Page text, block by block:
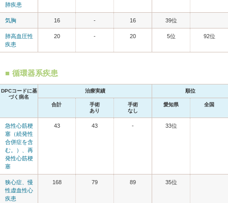
肺疾患
気胸 16 - 16 39位
肺高血圧性
疾患
20 - 20 5位 92位
循環器系疾患
DPCコードに基
づく病名
治療実績 順位
合計
手術
あり
手術
なし
愛知県 全国
急性心筋梗
塞（続発性
合併症を含
む。）、再
発性心筋梗
塞
43 43 - 33位
狭心症、慢
性虚血性心
疾患
168 79 89 35位